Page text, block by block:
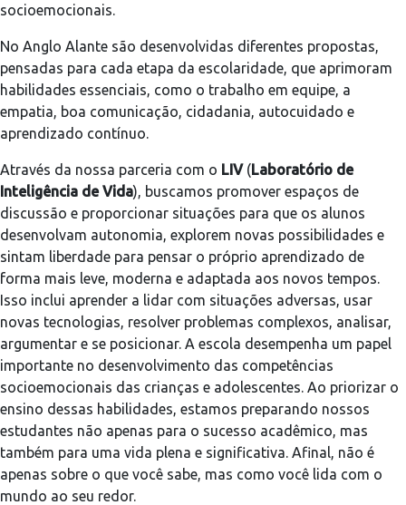
socioemocionais.
No Anglo Alante são desenvolvidas diferentes propostas,
pensadas para cada etapa da escolaridade, que aprimoram
habilidades essenciais, como o trabalho em equipe, a
empatia, boa comunicação, cidadania, autocuidado e
aprendizado contínuo.
Através da nossa parceria com o LIV(Laboratório de
Inteligência de Vida), buscamos promover espaços de
discussão e proporcionar situações para que os alunos
desenvolvam autonomia, explorem novas possibilidades e
sintam liberdade para pensar o próprio aprendizado de
forma mais leve, moderna e adaptada aos novos tempos.
Isso inclui aprender a lidar com situações adversas, usar
novas tecnologias, resolver problemas complexos, analisar,
argumentar e se posicionar. A escola desempenha um papel
importante no desenvolvimento das competências
socioemocionais das crianças e adolescentes. Ao priorizar o
ensino dessas habilidades, estamos preparando nossos
estudantes não apenas para o sucesso acadêmico, mas
também para uma vida plena e significativa. Afinal, não é
apenas sobre o que você sabe, mas como você lida com o
mundo ao seu redor.